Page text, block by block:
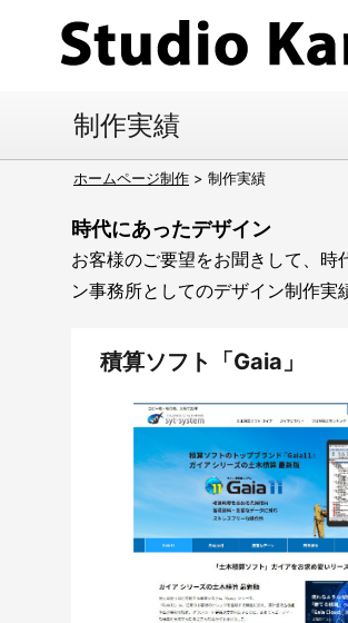
制作実績
ホームページ制作 > 制作実績
時代にあったデザイン
お客様のご要望をお聞きして、
ン事務所としてのデザイン制作実
積算ソフト「Gaia」